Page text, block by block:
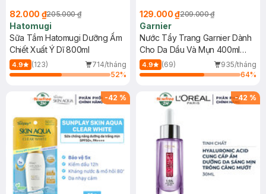
82.000 ₫205.000 ₫
Hatomugi
Sữa Tắm Hatomugi Dưỡng Ẩm
Chiết Xuất Ý Dĩ 800ml
4.9 (123)
714/tháng
52%
129.000 ₫209.000 ₫
Garnier
Nước Tẩy Trang Garnier Dành
Cho Da Dầu Và Mụn 400ml
(Mới)
4.9 (69)
935/tháng
64%
-42 % -42 %